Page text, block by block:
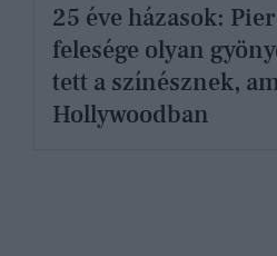
25 éve házasok:
felesége olyan
tett a színésznek,
Hollywoodban